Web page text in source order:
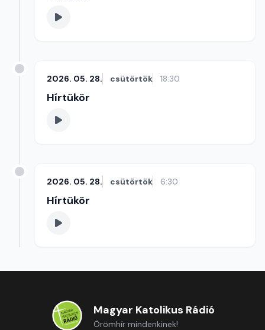
2026. 05. 28. csütörtök 18:30
Hírtükör
2026. 05. 28. csütörtök 6:30
Hírtükör
Magyar Katolikus Rádió
Örömhír mindenkinek!